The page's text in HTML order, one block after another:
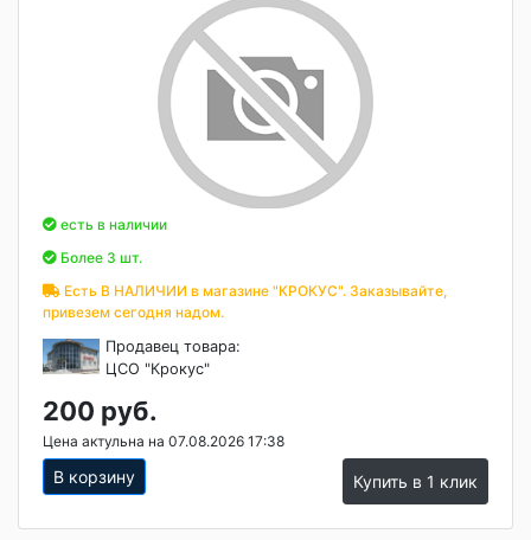
есть в наличии
Более 3 шт.
Есть В НАЛИЧИИ в магазине "КРОКУС". Заказывайте,
привезем сегодня надом.
Продавец товара:
ЦСО "Крокус"
200 руб.
Цена актульна на 07.08.2026 17:38
В корзину Купить в 1 клик